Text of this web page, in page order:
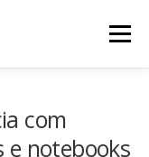
Menu
com
e notebooks